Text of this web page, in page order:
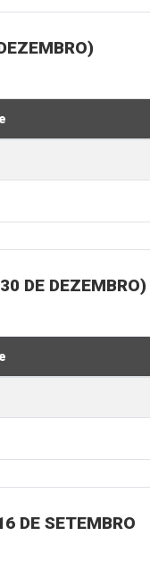
DE DEZEMBRO)
DE SETEMBRO